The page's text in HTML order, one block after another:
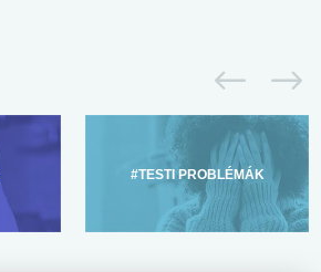
#TESTI PROBLÉMÁK